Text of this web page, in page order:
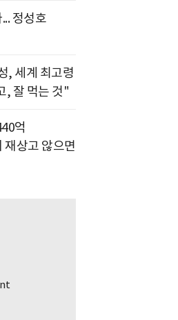
정성호
, 세계 최고령
, 잘 먹는 것"
억
재상고 않으면